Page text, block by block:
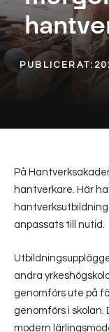
PUBLICERAT:
På
hantverkare. Här
anpassats till nutid.
andra
genomförs ute på
genomförs i
modern